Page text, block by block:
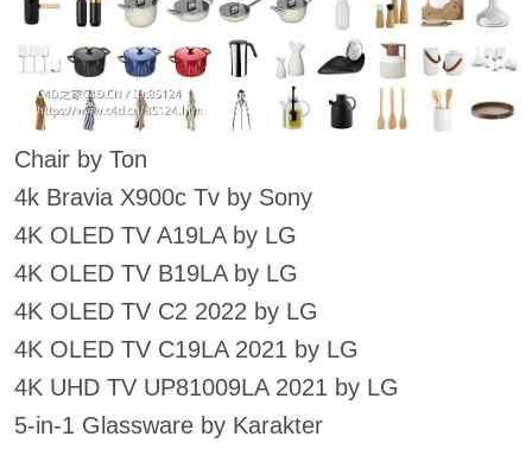
Chair by Ton
4k Bravia X900c Tv by Sony
4K OLED TV A19LA by LG
4K OLED TV B19LA by LG
4K OLED TV C2 2022 by LG
4K OLED TV C19LA 2021 by LG
4K UHD TV UP81009LA 2021 by LG
5-in-1 Glassware by Karakter